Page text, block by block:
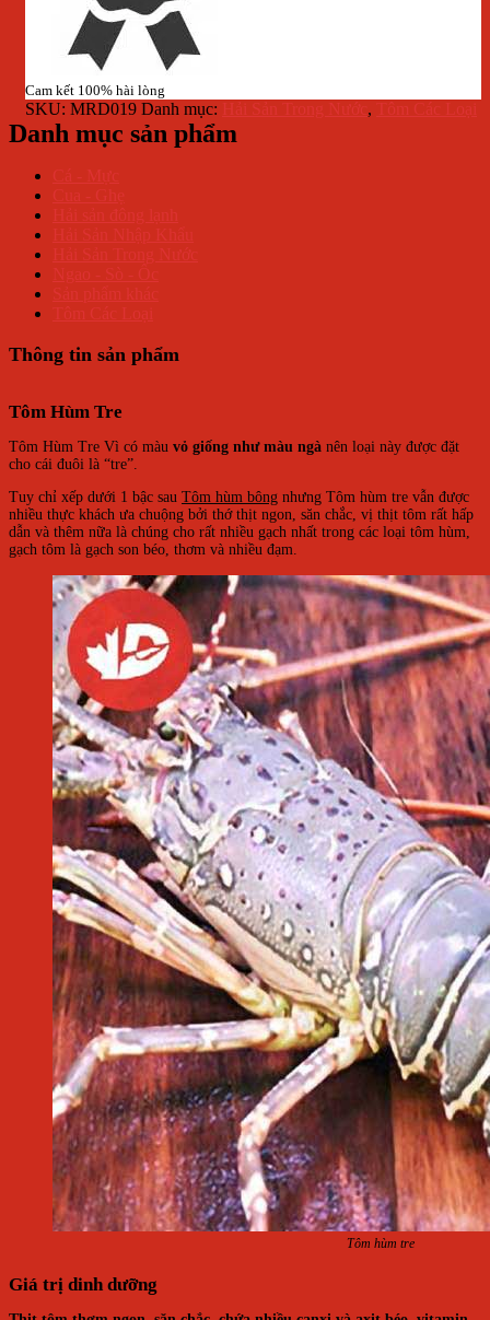
Cam kết 100% hài lòng
SKU: MRD019 Danh mục: ,
Danh mục sản phẩm
Thông tin sản phẩm
Tôm Hùm Tre
Tôm Hùm Tre Vì có màu vỏ giống như màu ngà nên loại này được đặt
cho cái đuôi là “tre”.
Tuy chỉ xếp dưới 1 bậc sau Tôm hùm bông nhưng Tôm hùm tre vẫn được
nhiều thực khách ưa chuộng bởi thớ thịt ngon, săn chắc, vị thịt tôm rất hấp
dẫn và thêm nữa là chúng cho rất nhiều gạch nhất trong các loại tôm hùm,
gạch tôm là gạch son béo, thơm và nhiều đạm.
Tôm hùm tre
Giá trị dinh dưỡng